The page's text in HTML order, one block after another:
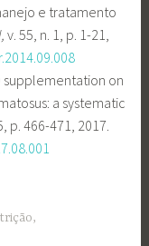
e tratamento
v. 55, n. 1, p. 1-21,
supplementation on
a systematic
p. 466-471, 2017.
,